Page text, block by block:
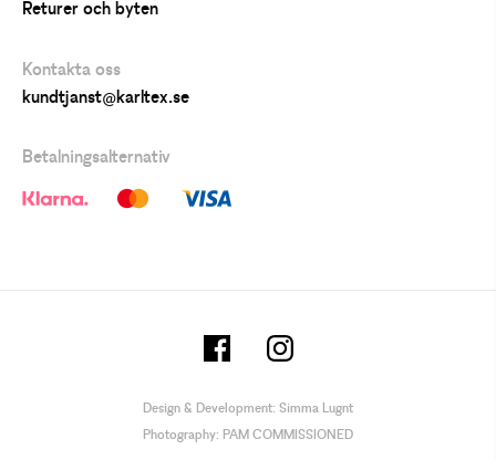
Returer och byten
Kontakta oss
kundtjanst@karltex.se
Betalningsalternativ
Design & Development: Simma Lugnt
Photography: PAM COMMISSIONED